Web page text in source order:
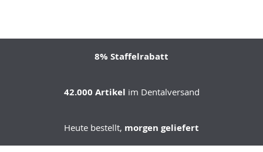
Seite
8% Staffelrabatt
42.000 Artikel im Dentalversand
Heute bestellt, morgen geliefert